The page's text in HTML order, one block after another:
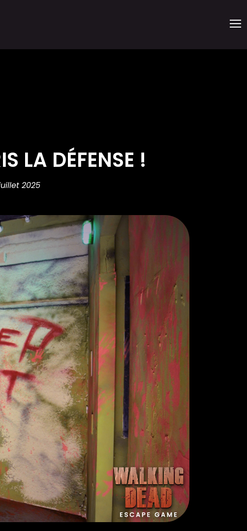
LA DÉFENSE !
2025